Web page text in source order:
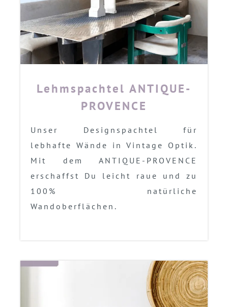
Lehmspachtel ANTIQUE-
PROVENCE
Unser Designspachtel für
lebhafte Wände in Vintage Optik.
Mit dem ANTIQUE-PROVENCE
erschaffst Du leicht raue und zu
100% natürliche
Wandoberflächen.